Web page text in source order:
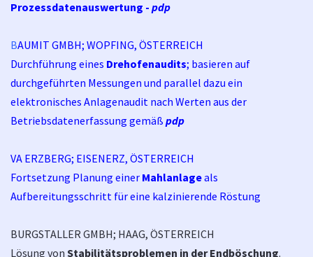
Prozessdatenauswertung - pdp
BAUMIT GMBH; WOPFING, ÖSTERREICH
Durchführung eines Drehofenaudits; basieren auf
durchgeführten Messungen und parallel dazu ein
elektronisches Anlagenaudit nach Werten aus der
Betriebsdatenerfassung gemäß pdp
VA ERZBERG; EISENERZ, ÖSTERREICH
Fortsetzung Planung einer Mahlanlageals
Aufbereitungsschritt für eine kalzinierende Röstung
BURGSTALLER GMBH; HAAG, ÖSTERREICH
Lösung von Stabilitätsproblemen in der Endböschung.